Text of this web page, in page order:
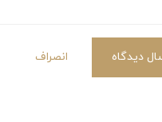
دیدگاه انصراف